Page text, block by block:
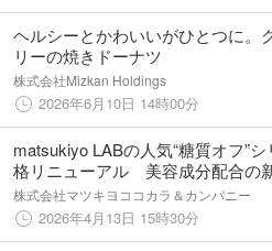
ヘルシーとかわいいがひとつに。
リーの焼きドーナツ
株式会社Mizkan Holdings
2026年6月10日 14時00分
matsukiyo LABの人気“糖質オフ”
格リニューアル 美容成分配合の
やつブランド「ロカボーティエ」誕
株式会社マツキヨココカラ＆カンパニー
2026年4月13日 15時30分